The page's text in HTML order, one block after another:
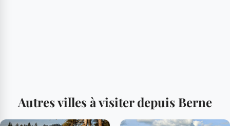
Autres villes à visiter depuis Berne